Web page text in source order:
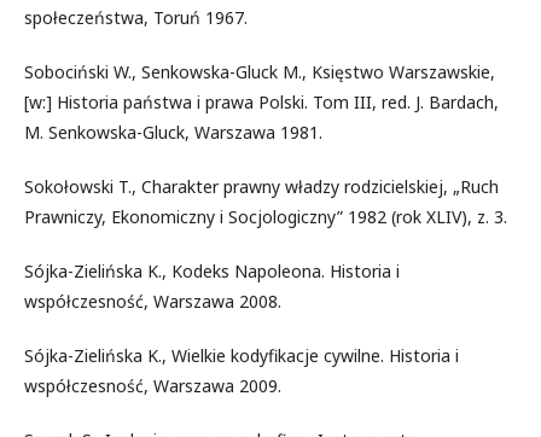
społeczeństwa, Toruń 1967.
Sobociński W., Senkowska-Gluck M., Księstwo Warszawskie,
[w:] Historia państwa i prawa Polski. Tom III, red. J. Bardach,
M. Senkowska-Gluck, Warszawa 1981.
Sokołowski T., Charakter prawny władzy rodzicielskiej, „Ruch
Prawniczy, Ekonomiczny i Socjologiczny” 1982 (rok XLIV), z. 3.
Sójka-Zielińska K., Kodeks Napoleona. Historia i
współczesność, Warszawa 2008.
Sójka-Zielińska K., Wielkie kodyfikacje cywilne. Historia i
współczesność, Warszawa 2009.